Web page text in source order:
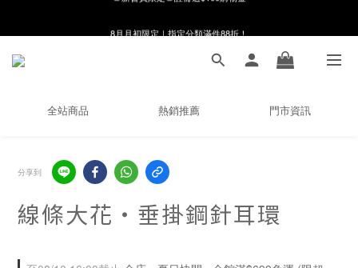
線在，好事發生｜祈願新品 第2件享9折
全站商品 熱銷推薦 門市資訊
分享到
線條大花・垂掛鋼針耳環